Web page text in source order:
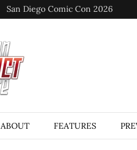
San Diego Comic Con 2026
ABOUT FEATURES